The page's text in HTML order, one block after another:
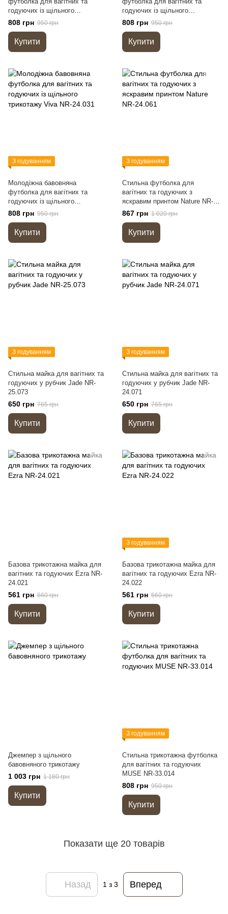
годуючих із щільного
трикотажу Viva NR-25.032
808 грн 950 грн
Купити
годуючих із щільного
трикотажу Viva NR-25.041
808 грн 950 грн
Купити
З годуванням
Молодіжна бавовняна
футболка для вагітних та
годуючих із щільного
трикотажу Viva NR-24.031
808 грн 950 грн
Купити
З годуванням
Стильна футболка для
вагітних та годуючих з
яскравим принтом Nature NR-
24.061
867 грн 1 020 грн
Купити
З годуванням
Стильна майка для вагітних та
годуючих у рубчик Jade NR-
25.073
650 грн 765 грн
Купити
З годуванням
Стильна майка для вагітних та
годуючих у рубчик Jade NR-
24.071
650 грн 765 грн
Купити
Базова трикотажна майка для
вагітних та годуючих Ezra NR-
24.021
561 грн 660 грн
Купити
З годуванням
Базова трикотажна майка для
вагітних та годуючих Ezra NR-
24.022
561 грн 660 грн
Купити
Джемпер з щільного
бавовняного трикотажу
1 003 грн 1 180 грн
Купити
З годуванням
Стильна трикотажна футболка
для вагітних та годуючих
MUSE NR-33.014
808 грн 950 грн
Купити
Показати ще 20 товарів
Назад 1 з 3 Вперед